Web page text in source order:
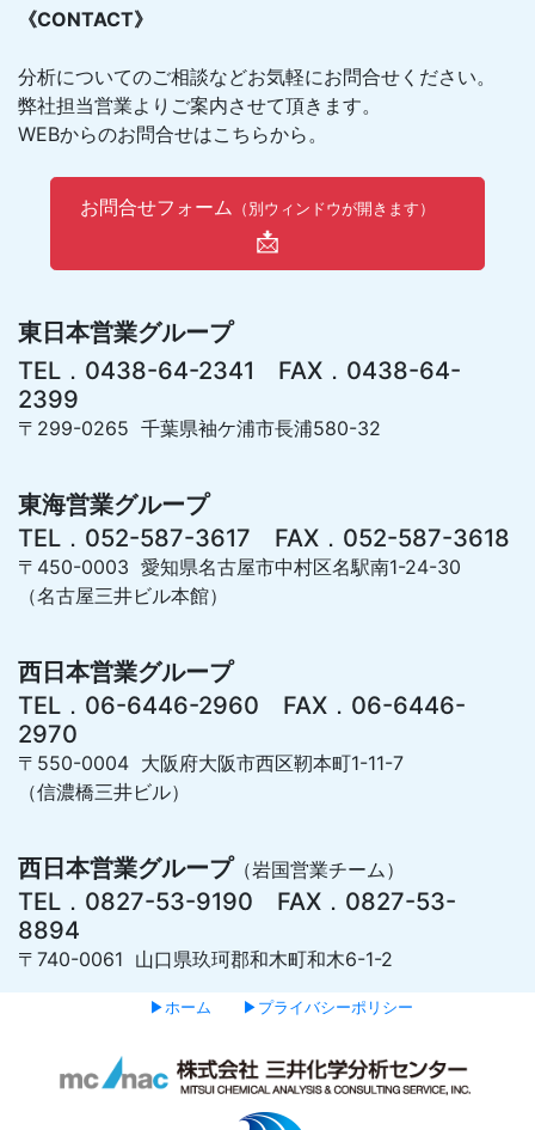
《CONTACT》
分析についてのご相談などお気軽にお問合せください。
弊社担当営業よりご案内させて頂きます。
WEBからのお問合せはこちらから。
お問合せフォーム （別ウィンドウが開きます）
📩
東日本営業グループ
TEL．0438-64-2341 FAX．0438-64-
2399
〒299-0265 千葉県袖ケ浦市長浦580-32
東海営業グループ
TEL．052-587-3617 FAX．052-587-3618
〒450-0003 愛知県名古屋市中村区名駅南1-24-30
（名古屋三井ビル本館）
西日本営業グループ
TEL．06-6446-2960 FAX．06-6446-
2970
〒550-0004 大阪府大阪市西区靭本町1-11-7
（信濃橋三井ビル）
西日本営業グループ（岩国営業チーム）
TEL．0827-53-9190 FAX．0827-53-
8894
〒740-0061 山口県玖珂郡和木町和木6-1-2
▶ホーム ▶プライバシーポリシー